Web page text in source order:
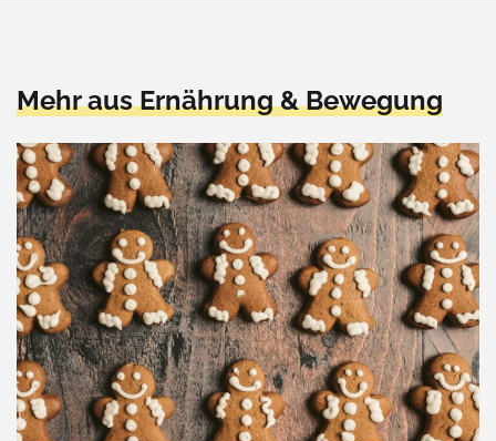
Mehr aus Ernährung & Bewegung